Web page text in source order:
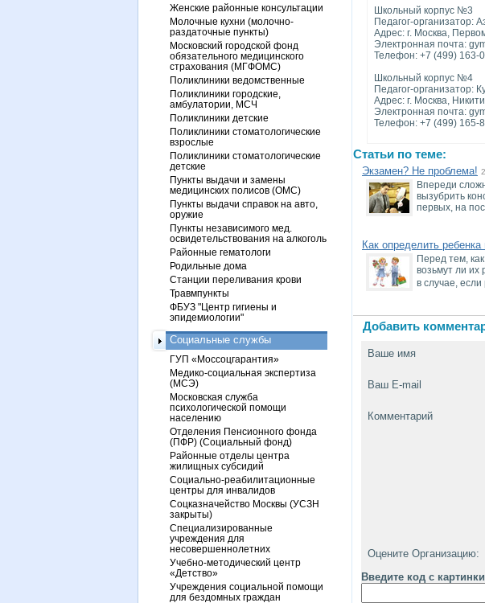
Школьный корпус №3
Педагог-организатор:
Адрес: г. Москва,
Электронная почта:
Телефон: +7 (499) 163-
Школьный корпус №4
Педагог-организатор:
Адрес: г. Москва,
Электронная почта:
Телефон: +7 (499) 165-
Статьи по теме:
Экзамен? Не проблема!
Впереди
вызубрить
первых, на
Как определить
Перед тем,
возьмут ли их
в случае,
Добавить
Ваше имя
Ваш E-mail
Комментарий
Оцените Организацию:
Введите код с
Женские районные консультации
Молочные кухни (молочно-
раздаточные пункты)
Московский городской фонд
обязательного медицинского
страхования (МГФОМС)
Поликлиники ведомственные
Поликлиники городские,
амбулатории, МСЧ
Поликлиники детские
Поликлиники стоматологические
взрослые
Поликлиники стоматологические
детские
Пункты выдачи и замены
медицинских полисов (ОМС)
Пункты выдачи справок на авто,
оружие
Пункты независимого мед.
освидетельствования на алкоголь
Районные гематологи
Родильные дома
Станции переливания крови
Травмпункты
ФБУЗ "Центр гигиены и
эпидемиологии"
Социальные службы
ГУП «Моссоцгарантия»
Медико-социальная экспертиза
(МСЭ)
Московская служба
психологической помощи
населению
Отделения Пенсионного фонда
(ПФР) (Социальный фонд)
Районные отделы центра
жилищных субсидий
Социально-реабилитационные
центры для инвалидов
Соцказначейство Москвы (УСЗН
закрыты)
Специализированные
учреждения для
несовершеннолетних
Учебно-методический центр
«Детство»
Учреждения социальной помощи
для бездомных граждан